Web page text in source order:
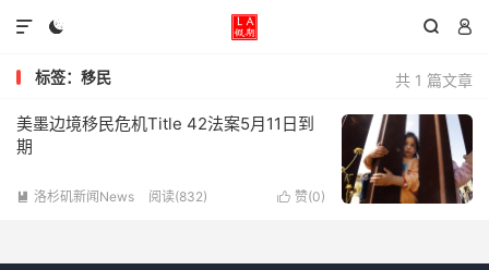
  

共 1 篇文章
标签：移民
美墨边境移民危机Title 42法案5月11日到
期
 赞(0)
 洛杉矶新闻News 阅读(832)